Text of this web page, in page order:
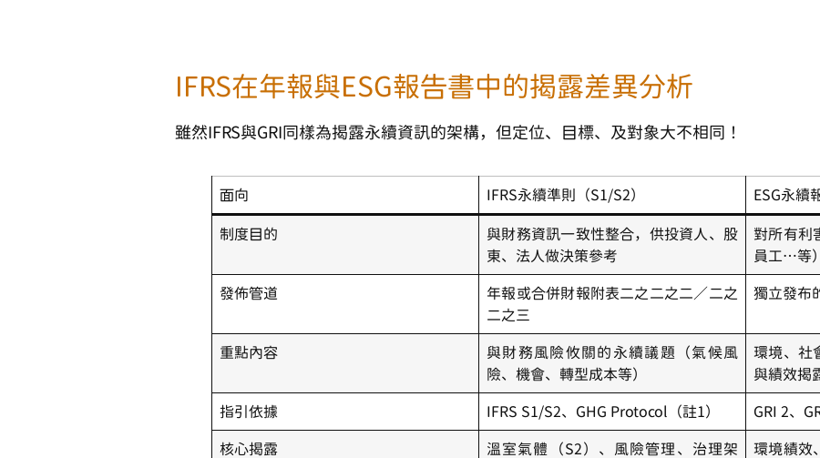
IFRS在年報與ESG報告書中的揭露差異分析
雖然IFRS與GRI同樣為揭露永續資訊的架構，但定位、目標、及對象大不相同！
面向 IFRS永續準則（S1/S2） ESG永續
制度目的
與財務資訊一致性整合，供投資人、股
東、法人做決策參考
對所有利
員工…等
發佈管道
年報或合併財報附表二之二之二／二之
二之三
獨立發布
重點內容
與財務風險攸關的永續議題（氣候風
險、機會、轉型成本等）
環境、社
與績效揭
指引依據 IFRS S1/S2、GHG Protocol（註1） GRI 2、
核心揭露
溫室氣體（S2）、風險管理、治理架
環境績效